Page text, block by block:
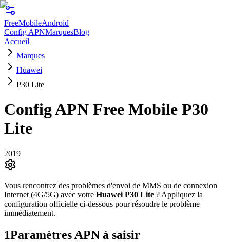
FreeMobileAndroid
Config APNMarquesBlog
Accueil
Marques
Huawei
P30 Lite
Config APN Free Mobile P30
Lite
2019
Vous rencontrez des problèmes d'envoi de MMS ou de connexion
Internet (4G/5G) avec votre Huawei P30 Lite ? Appliquez la
configuration officielle ci-dessous pour résoudre le problème
immédiatement.
1Paramètres APN à saisir